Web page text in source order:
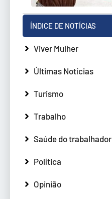
ÍNDICE DE NOTÍCIAS
Viver Mulher
Últimas Notícias
Turismo
Trabalho
Saúde do trabalhador
Política
Opinião